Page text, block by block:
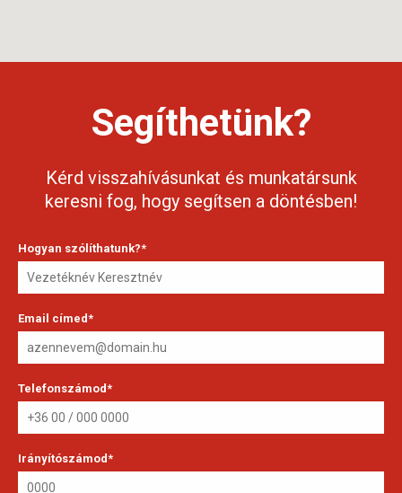
Segíthetünk?
Kérd visszahívásunkat és munkatársunk
keresni fog, hogy segítsen a döntésben!
Hogyan szólíthatunk?*
Email címed*
Telefonszámod*
Irányítószámod*